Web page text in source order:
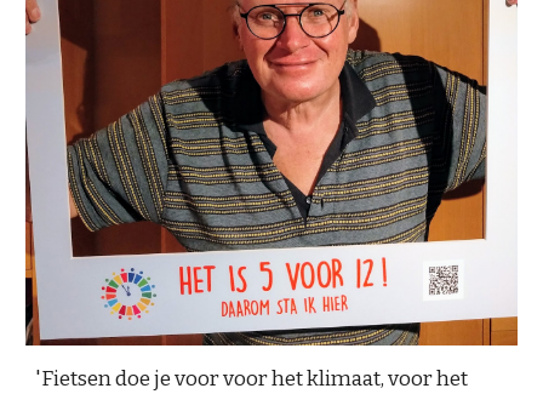
'Fietsen doe je voor voor het klimaat, voor het